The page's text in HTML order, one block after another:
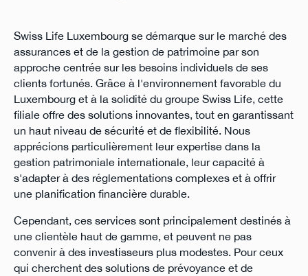
Swiss Life Luxembourg se démarque sur le marché des
assurances et de la gestion de patrimoine par son
approche centrée sur les besoins individuels de ses
clients fortunés. Grâce à l'environnement favorable du
Luxembourg et à la solidité du groupe Swiss Life, cette
filiale offre des solutions innovantes, tout en garantissant
un haut niveau de sécurité et de flexibilité. Nous
apprécions particulièrement leur expertise dans la
gestion patrimoniale internationale, leur capacité à
s'adapter à des réglementations complexes et à offrir
une planification financière durable.
Cependant, ces services sont principalement destinés à
une clientèle haut de gamme, et peuvent ne pas
convenir à des investisseurs plus modestes. Pour ceux
qui cherchent des solutions de prévoyance et de